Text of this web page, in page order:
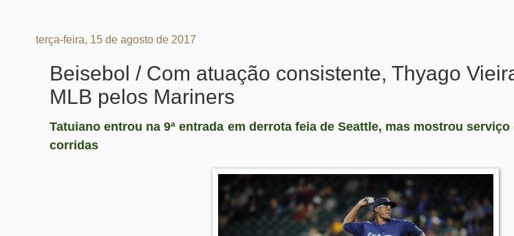
terça-feira, 15 de agosto de 2017
Beisebol / Com atuação consistente, Thyago
MLB pelos Mariners
Tatuiano entrou na 9ª entrada em derrota feia de Seattle, mas mostrou
corridas